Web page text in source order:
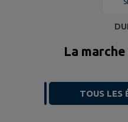
La
TOUS LES